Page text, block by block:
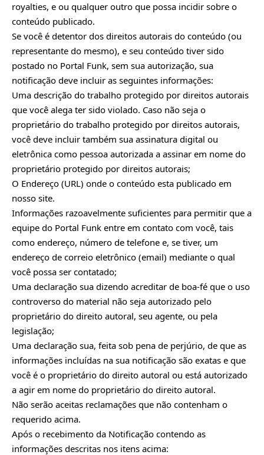
royalties, e ou qualquer outro que possa incidir sobre o
conteúdo publicado.
Se você é detentor dos direitos autorais do conteúdo (ou
representante do mesmo), e seu conteúdo tiver sido
postado no Portal Funk, sem sua autorização, sua
notificação deve incluir as seguintes informações:
Uma descrição do trabalho protegido por direitos autorais
que você alega ter sido violado. Caso não seja o
proprietário do trabalho protegido por direitos autorais,
você deve incluir também sua assinatura digital ou
eletrônica como pessoa autorizada a assinar em nome do
proprietário protegido por direitos autorais;
O Endereço (URL) onde o conteúdo esta publicado em
nosso site.
Informações razoavelmente suficientes para permitir que a
equipe do Portal Funk entre em contato com você, tais
como endereço, número de telefone e, se tiver, um
endereço de correio eletrônico (email) mediante o qual
você possa ser contatado;
Uma declaração sua dizendo acreditar de boa-fé que o uso
controverso do material não seja autorizado pelo
proprietário do direito autoral, seu agente, ou pela
legislação;
Uma declaração sua, feita sob pena de perjúrio, de que as
informações incluídas na sua notificação são exatas e que
você é o proprietário do direito autoral ou está autorizado
a agir em nome do proprietário do direito autoral.
Não serão aceitas reclamações que não contenham o
requerido acima.
Após o recebimento da Notificação contendo as
informações descritas nos itens acima: